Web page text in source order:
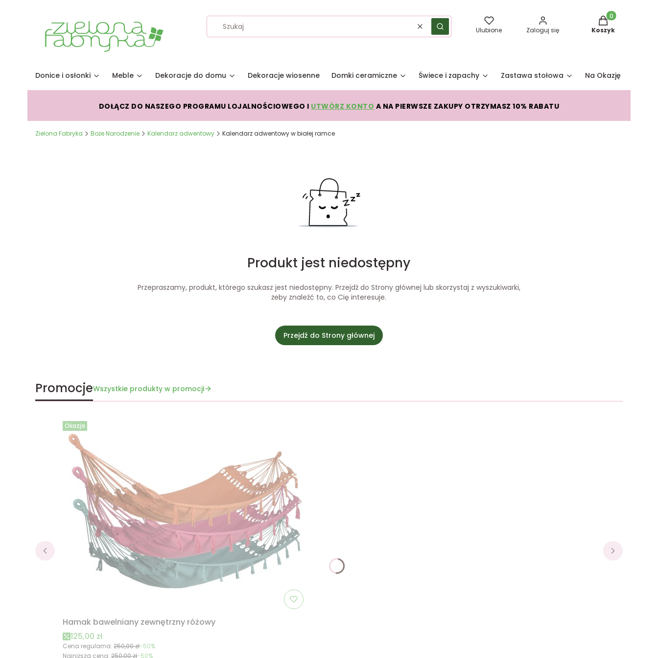
WyczyśćSzukaj Ulubione Zaloguj się
Produkty w
Koszyk
Donice i osłonki Meble Dekoracje do domu Dekoracje wiosenne Domki ceramiczne Świece i zapachy Zastawa stołowa Na Okazję
DOŁĄCZ DO NASZEGO PROGRAMU LOJALNOŚCIOWEGO I UTWÓRZ KONTO A NA PIERWSZE ZAKUPY OTRZYMASZ 10% RABATU
Zielona Fabryka Boże Narodzenie Kalendarz adwentowy Kalendarz adwentowy w białej ramce
Produkt jest niedostępny
Przepraszamy, produkt, którego szukasz jest niedostępny. Przejdź do Strony głównej lub skorzystaj z wyszukiwarki,
żeby znaleźć to, co Cię interesuje.
Przejdź do Strony głównej
PromocjeWszystkie produkty w promocji
Okazja
Hamak bawelniany zewnętrzny różowy
Cena promocyjna
125,00 zł
Cena regularna: 250,00 zł-50%
Najniższa cena: 250,00 zł-50%